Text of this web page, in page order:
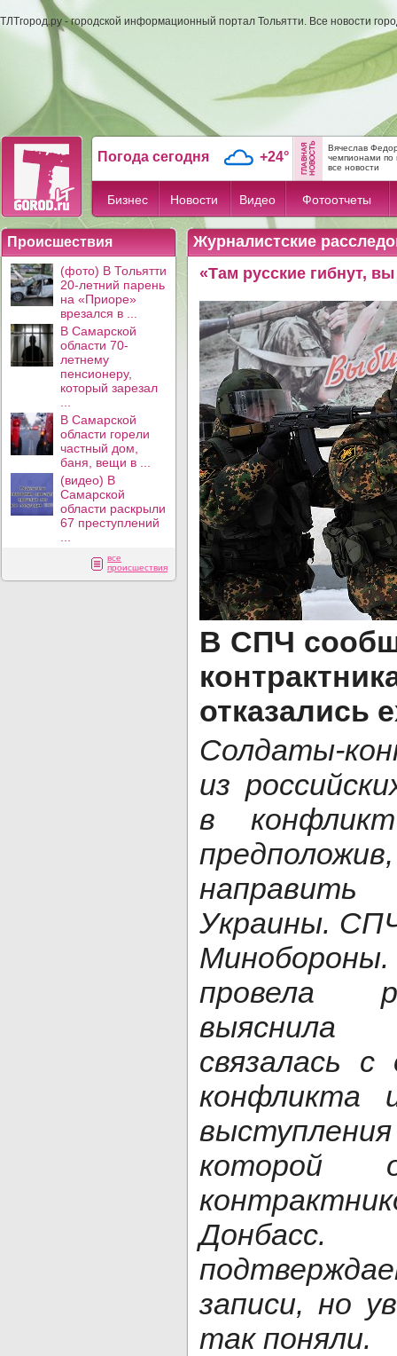
ТЛТгород.ру - городской информационный портал Тольятти. Все новости
Погода сегодня +24°
Вячеслав
чемпионами по
все новости
Бизнес Новости Видео Фотоотчеты
Происшествия
(фото) В Тольятти
20-летний парень
на «Приоре»
врезался в ...
В Самарской
области 70-
летнему
пенсионеру,
который зарезал
В Самарской
области горели
частный дом,
баня, вещи в ...
(видео) В
Самарской
области раскрыли
67 преступлений
все
происшествия
Журналистские
«Там русские гибнут,
В СПЧ
отказались
Солдаты-
из
в
Украины.
провела
связалась
конфликта
которой
записи, но
так поняли.